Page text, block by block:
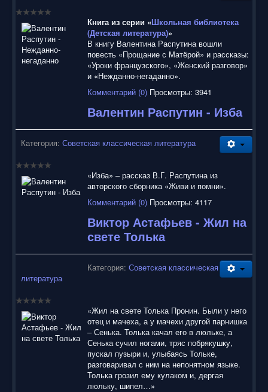
Вам электронные книги бесплатно и без регистрации введя
автора, название книги или имя полюбившегося героя в
строку поиска. На нашем сайте для ознакомления можно
бесплатно
скачатькнигив электронных форматах fb2,
epub, pdf, rtf, txt, читать онлайн или купить лицензионные
электронные книги. Наш сайт постоянно развивается и
пополняется. Надеюсь, Вы станете нашим постоянным
Книга из серии «Школьная библиотека
(Детская литература)»
В книгу Валентина Распутина вошли
повесть «Прощание с Матёрой» и рассказы:
«Уроки французского», «Женский разговор»
и «Нежданно-негаданно».
Комментарий (0) Просмотры: 3941
Валентин Распутин - Изба
Категория: Советская классическая литература
«Изба» – рассказ В.Г. Распутина из
авторского сборника «Живи и помни».
Комментарий (0) Просмотры: 4117
Виктор Астафьев - Жил на
свете Толька
Категория: Советская классическая
литература
«Жил на свете Толька Пронин. Были у него
отец и мачеха, а у мачехи другой парнишка
– Сенька. Толька качал его в люльке, а
Сенька сучил ногами, тряс побрякушку,
пускал пузыри и, улыбаясь Тольке,
разговаривал с ним на непонятном языке.
Толька грозил ему кулаком и, дергая
люльку, шипел…»